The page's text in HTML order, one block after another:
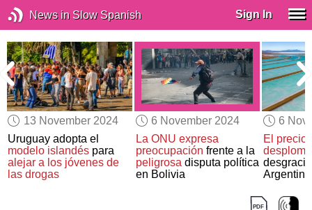
News in Slow Spanish Sign In
13 November 2024
Uruguay adopta el
modelo islandés para
alejar a los jóvenes de
las drogas
6 November 2024
La ONU expresa
preocupación frente a la
peligrosadisputa política
en Bolivia
6
El precio
desploma
Argentina